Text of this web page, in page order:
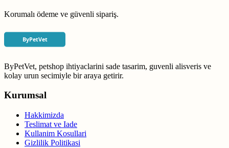
Korumalı ödeme ve güvenli sipariş.
ByPetVet, petshop ihtiyaclarini sade tasarim, guvenli alisveris ve
kolay urun secimiyle bir araya getirir.
Kurumsal
Hakkimizda
Teslimat ve Iade
Kullanim Kosullari
Gizlilik Politikasi